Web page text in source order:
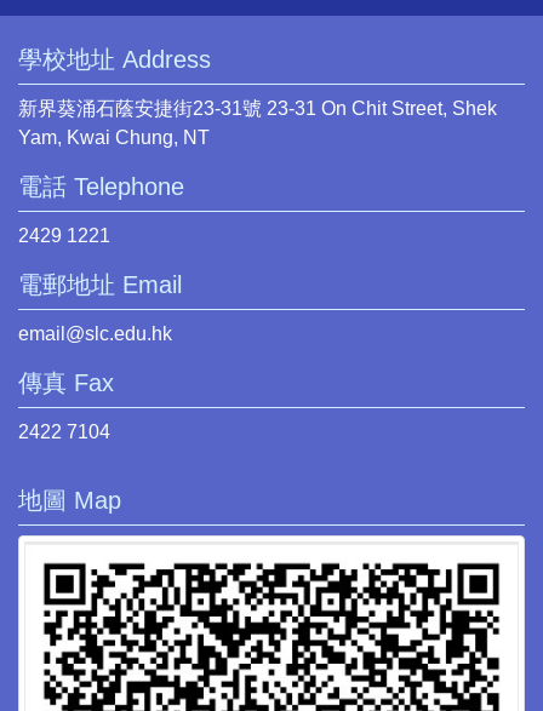
學校地址 Address
新界葵涌石蔭安捷街23-31號 23-31 On Chit Street, Shek
Yam, Kwai Chung, NT
電話 Telephone
2429 1221
電郵地址 Email
email@slc.edu.hk
傳真 Fax
2422 7104
地圖 Map